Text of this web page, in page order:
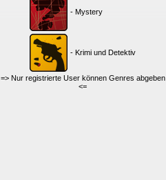
- Mystery
- Krimi und Detektiv
=> Nur registrierte User können Genres abgeben
<=